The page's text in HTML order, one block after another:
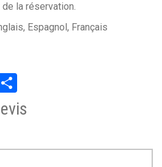
la réservation.
Espagnol Français